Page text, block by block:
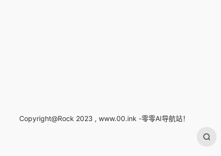
Copyright@Rock 2023 , www.00.ink -零零AI导航站！